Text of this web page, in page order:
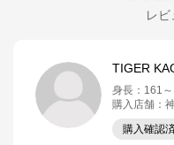
レビ
TIGER
身長 ： 161
購入店舗 ：
購入確認